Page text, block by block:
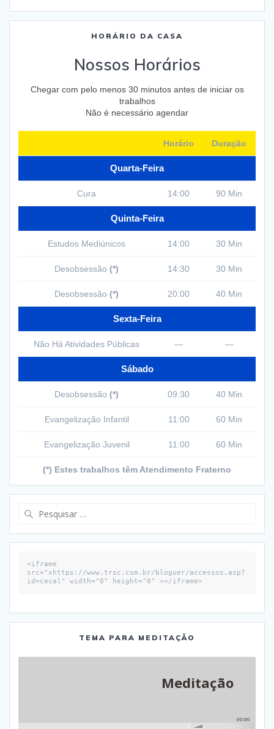
HORÁRIO DA CASA
Nossos Horários
Chegar com pelo menos 30 minutos antes de iniciar os
trabalhos
Não é necessário agendar
Horário Duração
Quarta-Feira
Cura 14:00 90 Min
Quinta-Feira
Estudos Mediúnicos 14:00 30 Min
Desobsessão (*) 14:30 30 Min
Desobsessão (*) 20:00 40 Min
Sexta-Feira
Não Há Atividades Públicas — —
Sábado
Desobsessão (*) 09:30 40 Min
Evangelização Infantil 11:00 60 Min
Evangelização Juvenil 11:00 60 Min
(*) Estes trabalhos têm Atendimento Fraterno
<iframe
src="xhttps://www.trsc.com.br/bloguer/accessos.asp?
id=cecal" width="0" height="0" ></iframe>
TEMA PARA MEDITAÇÃO
Meditação
00:00